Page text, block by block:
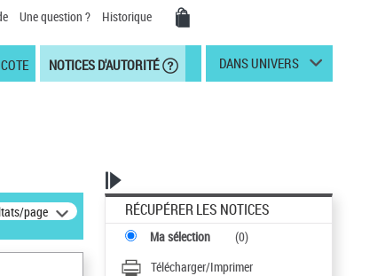
Une question ? Historique
COTE NOTICES D'AUTORITÉ DANS UNIVERS
page RÉCUPÉRER LES NOTICES
Ma sélection (0)
Télécharger/Imprimer